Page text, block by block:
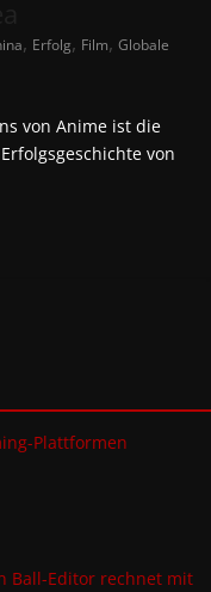
, Erfolg, Film, Globale
von Anime ist die
von
Plattformen
Ball-Editor rechnet mit